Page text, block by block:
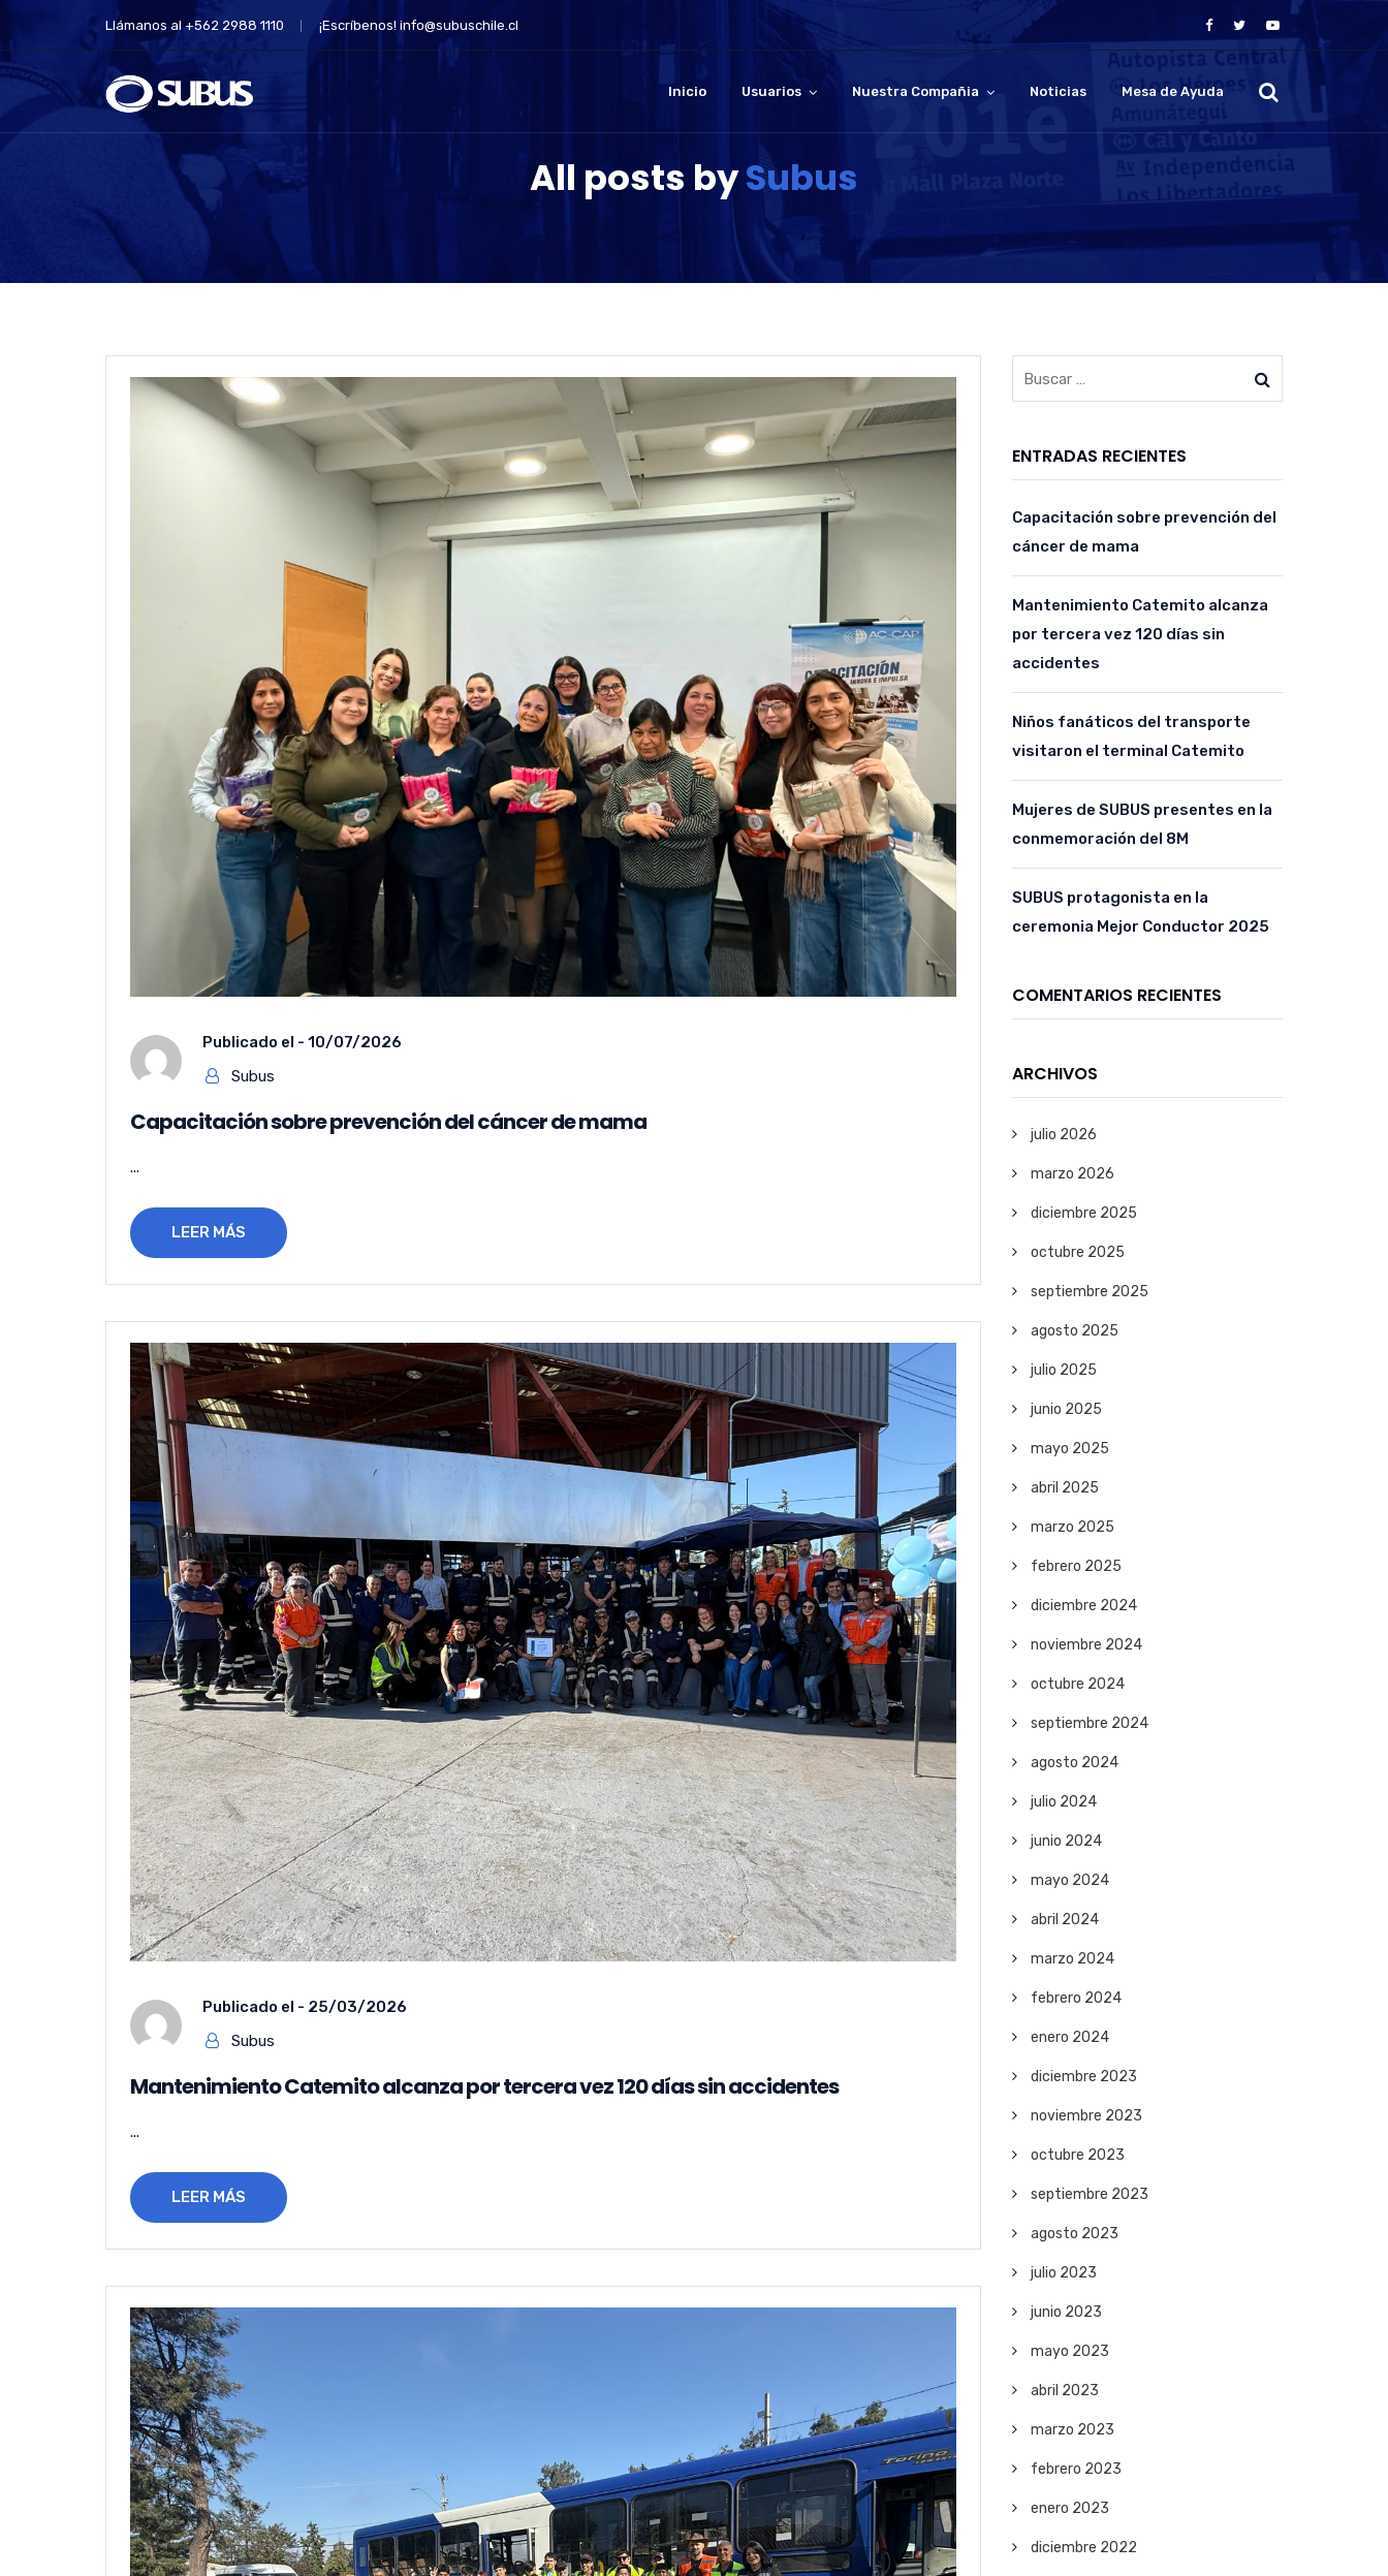
Llámanos al +562 2988 1110 ¡Escríbenos! info@subuschile.cl
Inicio Usuarios Nuestra Compañia Noticias Mesa de Ayuda
All posts bySubus
Publicado el - 10/07/2026
Subus
Capacitación sobre prevención del cáncer de mama
...
LEER MÁS
Publicado el - 25/03/2026
Subus
Mantenimiento Catemito alcanza por tercera vez 120 días sin accidentes
...
LEER MÁS
ENTRADAS RECIENTES
Capacitación sobre prevención del
cáncer de mama
Mantenimiento Catemito alcanza
por tercera vez 120 días sin
accidentes
Niños fanáticos del transporte
visitaron el terminal Catemito
Mujeres de SUBUS presentes en la
conmemoración del 8M
SUBUS protagonista en la
ceremonia Mejor Conductor 2025
COMENTARIOS RECIENTES
ARCHIVOS
julio 2026
marzo 2026
diciembre 2025
octubre 2025
septiembre 2025
agosto 2025
julio 2025
junio 2025
mayo 2025
abril 2025
marzo 2025
febrero 2025
diciembre 2024
noviembre 2024
octubre 2024
septiembre 2024
agosto 2024
julio 2024
junio 2024
mayo 2024
abril 2024
marzo 2024
febrero 2024
enero 2024
diciembre 2023
noviembre 2023
octubre 2023
septiembre 2023
agosto 2023
julio 2023
junio 2023
mayo 2023
abril 2023
marzo 2023
febrero 2023
enero 2023
diciembre 2022